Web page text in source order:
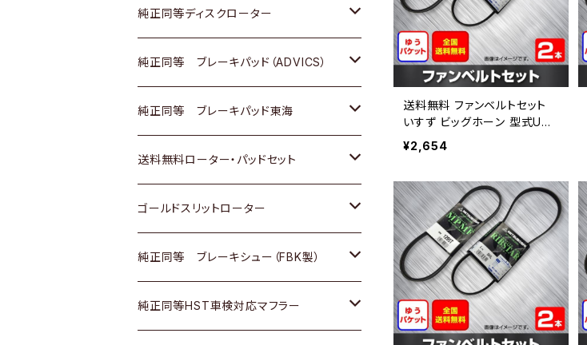
送料無料 ファンベルトセット
いすず ビッグホーン 型式UBS
69 H09.12～ （国内トップメー
カー） 2本セット HAB-1328
¥2,654
マツダ
三菱
スバル
日野
三菱ふそう
ＢＭＷ
ダイハツ
マツダ
三菱
日野
三菱ふそう
ダイハツ
三菱
日野
三菱ふそう
その他
日産
ダイハツ
マツダ
三菱
スバル
スズキ
日産
いすゞ
ダイハツ
マツダ
三菱
スバル
日産
いすゞ
ダイハツ
マツダ
三菱
トヨタ
ホンダ
スズキ
日産
ダイハツ
マツダ
三菱
純正同等ディスクローター
トヨタ
ホンダ
スズキ
日産
いすゞ
ダイハツ
純正同等 ブレーキパッド（ADVICS）
トヨタ
ホンダ
スズキ
日産
ダイハツ
純正同等 ブレーキパッド東海
トヨタ
ホンダ
日産
いすゞ
送料無料ローター・パッドセット
トヨタ
ホンダ
スズキ
ゴールドスリットローター
トヨタ
ホンダ
純正同等 ブレーキシュー（FBK製）
ホンダ
純正同等HST車検対応マフラー